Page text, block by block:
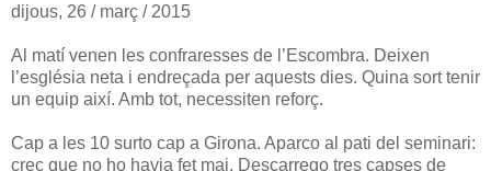
dijous, 26 / març / 2015
Al matí venen les confraresses de l’Escombra. Deixen
l’església neta i endreçada per aquests dies. Quina sort tenir
un equip així. Amb tot, necessiten reforç.
Cap a les 10 surto cap a Girona. Aparco al pati del seminari:
crec que no ho havia fet mai. Descarrego tres capses de